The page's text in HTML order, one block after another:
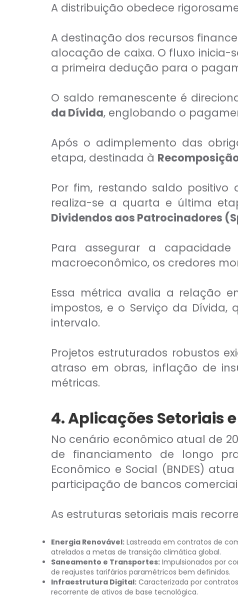
A distribuição obedece
A destinação dos recursos
alocação de caixa. O fluxo inicia-
a primeira dedução para o
O saldo remanescente é
da Dívida, englobando o
Após o adimplemento das
etapa, destinada à
Por fim, restando saldo
realiza-se a quarta e última
Dividendos aos Patrocinadores
Para assegurar a
macroeconômico, os credores
Essa métrica avalia a relação
impostos, e o Serviço da
intervalo.
Projetos estruturados robustos
atraso em obras, inflação de
métricas.
4. Aplicações Setoriais
No cenário econômico atual de
de financiamento de longo
Econômico e Social (BNDES)
participação de bancos
As estruturas setoriais mais
Energia Renovável: Lastreada em contratos de
atrelados a metas de transição climática global.
Saneamento e Transportes: Impulsionados por
de reajustes tarifários paramétricos bem definidos.
Infraestrutura Digital: Caracterizada por
recorrente de ativos de base tecnológica.